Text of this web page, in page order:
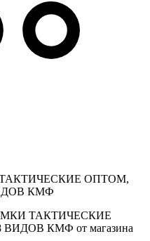
ОПТОМ,
КМФ